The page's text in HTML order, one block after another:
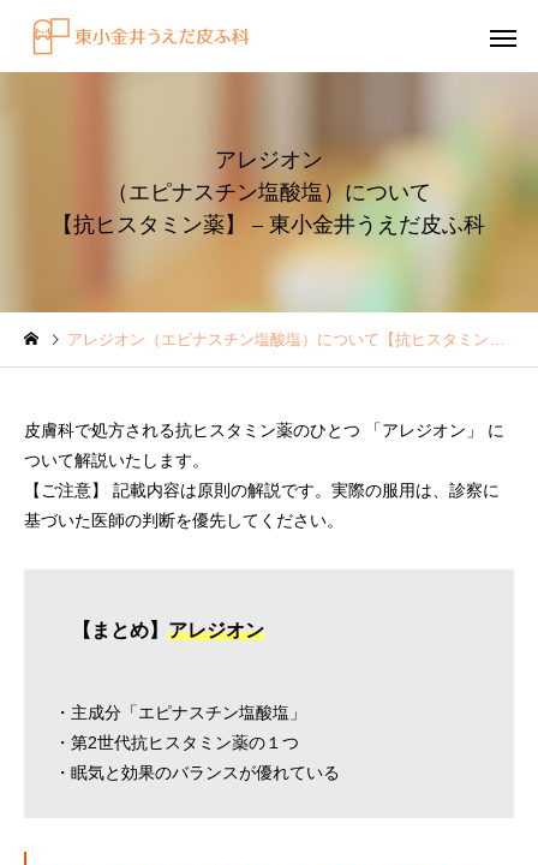
水虫（足白癬）を放置する
円形脱毛症になぜ「光
～エキシマライト（紫
アレジオン
（エピナスチン塩酸塩）について
【抗ヒスタミン薬】 – 東小金井うえだ皮ふ科
アレジオン（エピナスチン塩酸塩）について【抗ヒスタミン薬】 – 東小金井うえだ皮ふ科
皮膚科で処方される抗ヒスタミン薬のひとつ 「アレジオン」 に
ついて解説いたします。
【ご注意】 記載内容は原則の解説です。実際の服用は、診察に
基づいた医師の判断を優先してください。
【まとめ】 アレジオン
・主成分「エピナスチン塩酸塩」
・第2世代抗ヒスタミン薬の１つ
・眠気と効果のバランスが優れている